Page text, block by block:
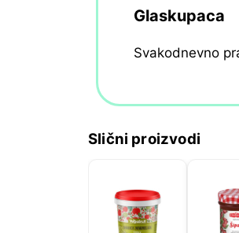
Glaskupaca
Svakodnevno
Slični proizvodi